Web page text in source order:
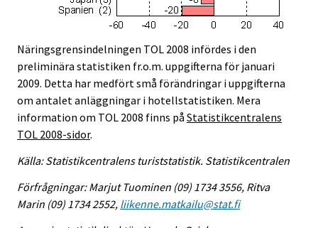
Näringsgrensindelningen TOL 2008 infördes i den
preliminära statistiken fr.o.m. uppgifterna för januari
2009. Detta har medfört små förändringar i uppgifterna
om antalet anläggningar i hotellstatistiken. Mera
information om TOL 2008 finns på Statistikcentralens
TOL 2008-sidor.
Källa: Statistikcentralens turiststatistik. Statistikcentralen
Förfrågningar: Marjut Tuominen (09) 1734 3556, Ritva
Marin (09) 1734 2552, liikenne.matkailu@stat.fi